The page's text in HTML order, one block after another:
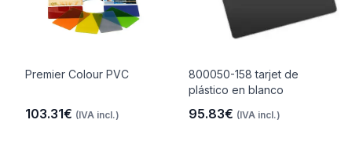
Premier Colour PVC
103.31€ (IVA incl.)
800050-158 tarjet de
plástico en blanco
95.83€ (IVA incl.)